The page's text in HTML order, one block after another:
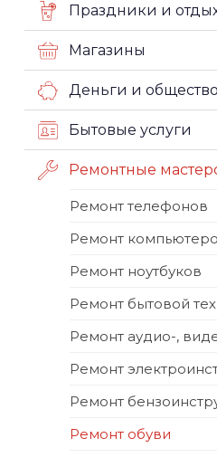
Праздники и
Магазины
Деньги и общество
Бытовые услуги
Ремонтные
Ремонт телефонов
Ремонт
Ремонт ноутбуков
Ремонт бытовой
Ремонт аудио-,
Ремонт
Ремонт
Ремонт обуви